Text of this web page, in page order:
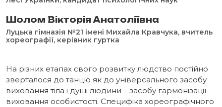
Шолом Вікторія Анатоліївна
Луцька гімназія №21 імені Михайла Кравчука, вчитель
хореографії, керівник гуртка
На різних етапах свого розвитку людство постійно
зверталося до танцю як до універсального засобу
виховання тіла і душі людини – засобу гармонізації
виховання особистості. Специфіка хореографічного